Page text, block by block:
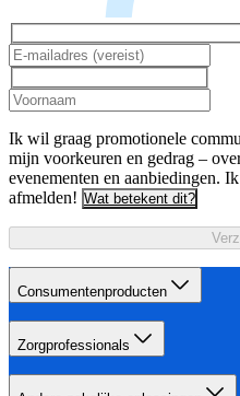
Ik wil graag promotionele
mijn voorkeuren en gedrag –
evenementen en aanbiedingen.
afmelden! Wat betekent dit?
Consumentenproducten
Zorgprofessionals